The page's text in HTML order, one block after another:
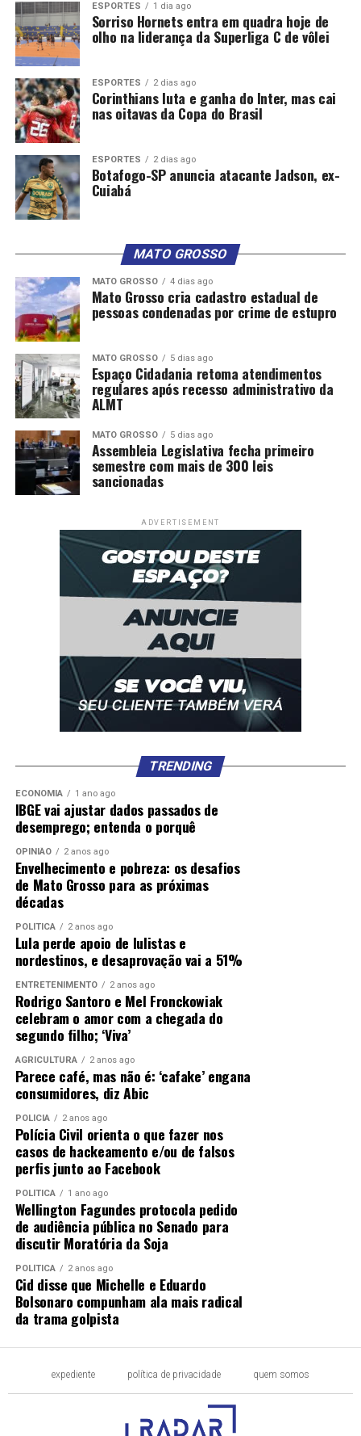
ESPORTES 1 dia ago
Sorriso Hornets entra em quadra hoje de
olho na liderança da Superliga C de vôlei
ESPORTES 2 dias ago
Corinthians luta e ganha do Inter, mas cai
nas oitavas da Copa do Brasil
ESPORTES 2 dias ago
Botafogo-SP anuncia atacante Jadson, ex-
Cuiabá
MATO GROSSO
MATO GROSSO 4 dias ago
Mato Grosso cria cadastro estadual de
pessoas condenadas por crime de estupro
MATO GROSSO 5 dias ago
Espaço Cidadania retoma atendimentos
regulares após recesso administrativo da
ALMT
MATO GROSSO 5 dias ago
Assembleia Legislativa fecha primeiro
semestre com mais de 300 leis
sancionadas
ADVERTISEMENT
TRENDING
ECONOMIA 1 ano ago
IBGE vai ajustar dados passados de
desemprego; entenda o porquê
OPINIÃO 2 anos ago
Envelhecimento e pobreza: os desafios
de Mato Grosso para as próximas
décadas
POLÍTICA 2 anos ago
Lula perde apoio de lulistas e
nordestinos, e desaprovação vai a 51%
ENTRETENIMENTO 2 anos ago
Rodrigo Santoro e Mel Fronckowiak
celebram o amor com a chegada do
segundo filho; ‘Viva’
AGRICULTURA 2 anos ago
Parece café, mas não é: ‘cafake’ engana
consumidores, diz Abic
POLÍCIA 2 anos ago
Polícia Civil orienta o que fazer nos
casos de hackeamento e/ou de falsos
perfis junto ao Facebook
POLÍTICA 1 ano ago
Wellington Fagundes protocola pedido
de audiência pública no Senado para
discutir Moratória da Soja
POLÍTICA 2 anos ago
Cid disse que Michelle e Eduardo
Bolsonaro compunham ala mais radical
da trama golpista
expediente política de privacidade quem somos